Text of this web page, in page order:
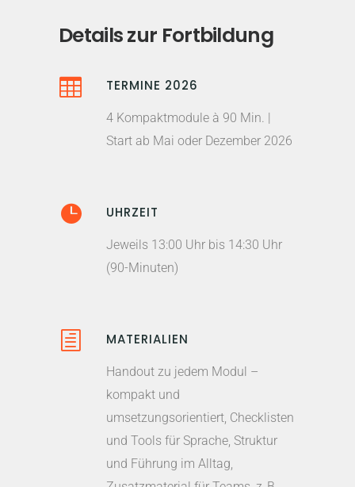
Details zur Fortbildung
TERMINE 2026
4 Kompaktmodule à 90 Min. |
Start ab Mai oder Dezember 2026
UHRZEIT
Jeweils 13:00 Uhr bis 14:30 Uhr
(90-Minuten)
MATERIALIEN
Handout zu jedem Modul –
kompakt und
umsetzungsorientiert, Checklisten
und Tools für Sprache, Struktur
und Führung im Alltag,